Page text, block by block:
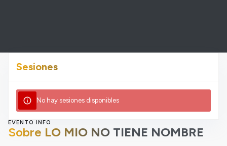
EVENTO INFO
Sobre LO MIO NO TIENE NOMBRE
Sesiones
info No hay sesiones disponibles